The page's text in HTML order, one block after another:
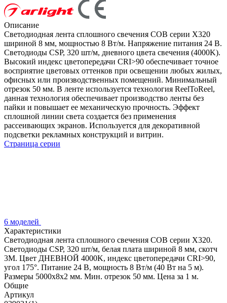
Описание
Светодиодная лента сплошного свечения COB серии X320
шириной 8 мм, мощностью 8 Вт/м. Напряжение питания 24 В.
Светодиоды CSP, 320 шт/м, дневного цвета свечения (4000K).
Высокий индекс цветопередачи CRI>90 обеспечивает точное
восприятие цветовых оттенков при освещении любых жилых,
офисных или производственных помещений. Минимальный
отрезок 50 мм. В ленте используется технология ReelToReel,
данная технология обеспечивает производство ленты без
пайки и повышает ее механическую прочность. Эффект
сплошной линии света создается без применения
рассеивающих экранов. Используется для декоративной
подсветки рекламных конструкций и витрин.
Страница серии
6 моделей
Характеристики
Светодиодная лента сплошного свечения COB серии X320.
Светодиоды CSP, 320 шт/м, белая плата шириной 8 мм, скотч
3M. Цвет ДНЕВНОЙ 4000K, индекс цветопередачи CRI>90,
угол 175°. Питание 24 В, мощность 8 Вт/м (40 Вт на 5 м).
Размеры 5000х8х2 мм. Мин. отрезок 50 мм. Цена за 1 м.
Общие
Артикул